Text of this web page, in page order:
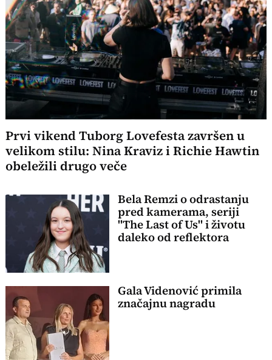
Prvi vikend Tuborg Lovefesta završen u
velikom stilu: Nina Kraviz i Richie Hawtin
obeležili drugo veče
Bela Remzi o odrastanju
pred kamerama, seriji
"The Last of Us" i životu
daleko od reflektora
Gala Videnović primila
značajnu nagradu